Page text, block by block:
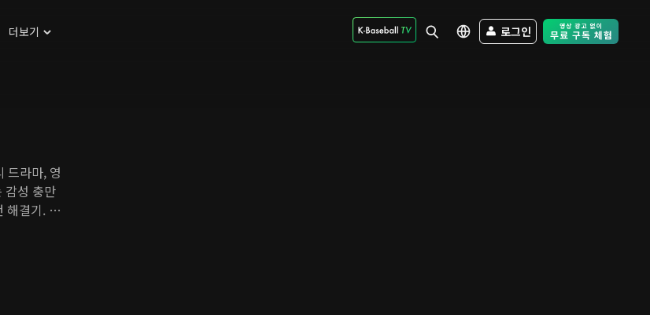
더보기 로그인 Free Trial -
드라마, 영
감성 충만
해결기. 의
와 숨은